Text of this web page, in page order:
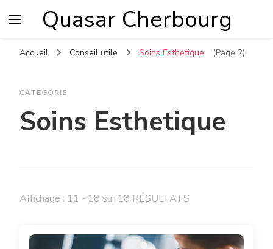
Quasar Cherbourg
Accueil Conseil utile Soins Esthetique (Page 2)
CATÉGORIE
Soins Esthetique
Affichage : 11 - 18 sur 18 RÉSULTATS